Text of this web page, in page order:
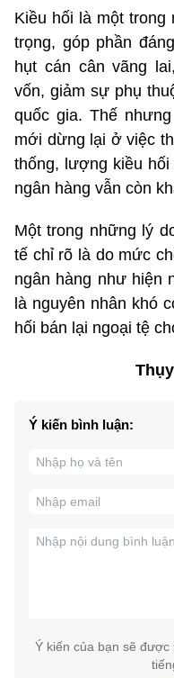
Kiều hối là một trong
trọng, góp phần
hụt cán cân vãng
vốn, giảm sự phụ
quốc gia. Thế
mới dừng lại ở việc
thống, lượng kiều
ngân hàng vẫn còn
Một trong những lý
tế chỉ rõ là do mức
ngân hàng như hiện
là nguyên nhân khó
hối bán lại ngoại tệ
Ý kiến bình luận:
Ý kiến của bạn sẽ được